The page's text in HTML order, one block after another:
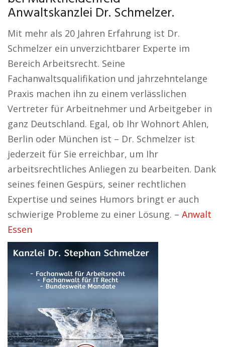
Anwaltskanzlei Dr. Schmelzer.
Mit mehr als 20 Jahren Erfahrung ist Dr.
Schmelzer ein unverzichtbarer Experte im
Bereich Arbeitsrecht. Seine
Fachanwaltsqualifikation und jahrzehntelange
Praxis machen ihn zu einem verlässlichen
Vertreter für Arbeitnehmer und Arbeitgeber in
ganz Deutschland. Egal, ob Ihr Wohnort Ahlen,
Berlin oder München ist – Dr. Schmelzer ist
jederzeit für Sie erreichbar, um Ihr
arbeitsrechtliches Anliegen zu bearbeiten. Dank
seines feinen Gespürs, seiner rechtlichen
Expertise und seines Humors bringt er auch
schwierige Probleme zu einer Lösung. – Anwalt
Essen